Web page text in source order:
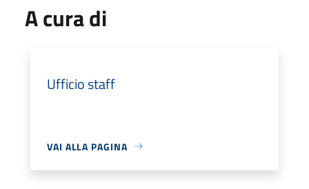
A cura di
Ufficio staff
VAI ALLA PAGINA